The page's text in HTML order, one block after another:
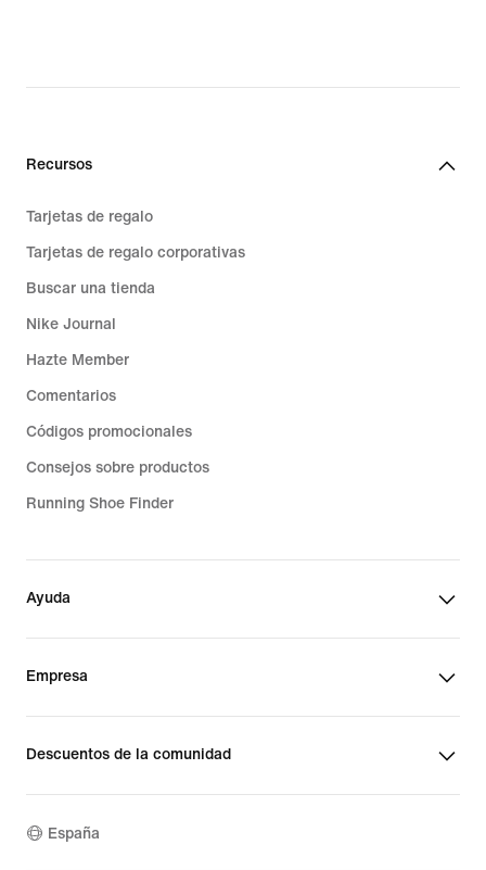
Recursos
Tarjetas de regalo
Tarjetas de regalo corporativas
Buscar una tienda
Nike Journal
Hazte Member
Comentarios
Códigos promocionales
Consejos sobre productos
Running Shoe Finder
Ayuda
Empresa
Descuentos de la comunidad
España